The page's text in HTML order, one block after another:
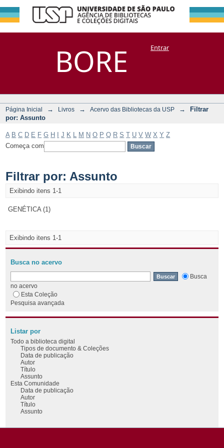
BORE
Filtrar por:
Assunto
DSpace/Manakin + CoriscoEntrar
Página Inicial → Livros → Acervo das Bibliotecas da USP →
Filtrar
por: Assunto
A B C D E F G H J K M N O P Q R S T U V W X Y Z
Começa com
Filtrar por: Assunto
Exibindo itens 1-1
GENÉTICA (1)
Exibindo itens 1-1
Busca no acervo
Busca
no acervo
Esta Coleção
Pesquisa avançada
Listar por
Todo a biblioteca digital
Tipos de documento & Coleções
Data de publicação
Autor
Título
Assunto
Esta Comunidade
Data de publicação
Autor
Título
Assunto